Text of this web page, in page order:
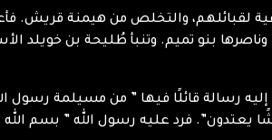
لقبائلهم، والتخلص من هيمنة قريش.
بنو تميم. وتنبأ طُليحة بن خويلد
رسالة قائلًا فيها ” من مسيلمة رسول
فرد عليه رسول الله ” بسم الله